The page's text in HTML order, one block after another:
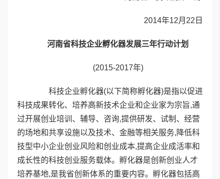
2014年12月22日
河南省科技企业孵化器发展三年行动计划
(2015-2017年)
科技企业孵化器(以下简称孵化器)是指以促进
科技成果转化、培养高新技术企业和企业家为宗旨,通
过开展创业培训、辅导、咨询,提供研发、试制、经营
的场地和共享设施以及技术、金融等相关服务,降低科
技型中小企业创业风险和创业成本,提高企业成活率和
成长性的科技创业服务载体。孵化器是创新创业人才
培养基地,是我省创新体系的重要内容。孵化器包括高